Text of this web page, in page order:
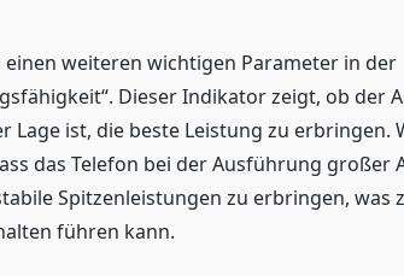
weiteren wichtigen Parameter in der
Dieser Indikator zeigt, ob der
Lage ist, die beste Leistung zu erbringen.
das Telefon bei der Ausführung großer
Spitzenleistungen zu erbringen, was
führen kann.